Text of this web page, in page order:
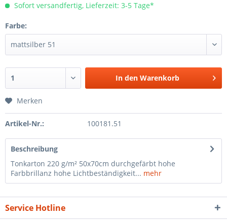
Sofort versandfertig, Lieferzeit: 3-5 Tage*
Farbe:
In den Warenkorb
Merken
Artikel-Nr.: 100181.51
Beschreibung
Tonkarton 220 g/m² 50x70cm durchgefärbt hohe
Farbbrillanz hohe Lichtbeständigkeit... mehr
Service Hotline